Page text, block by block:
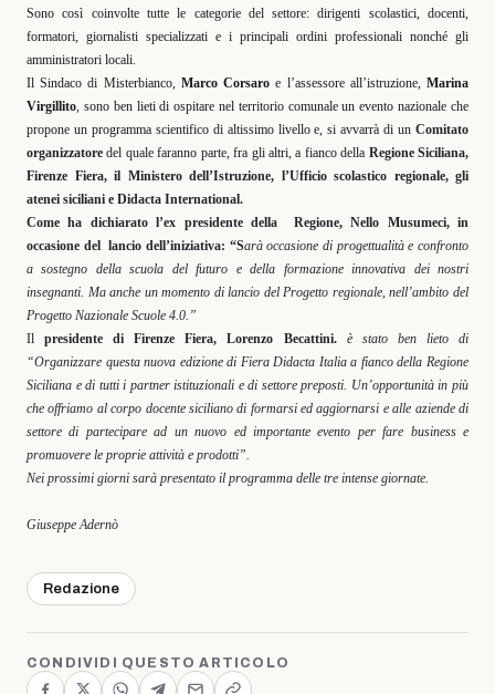
Sono così coinvolte tutte le categorie del settore: dirigenti scolastici, docenti,
formatori, giornalisti specializzati e i principali ordini professionali nonché gli
amministratori locali.
Il Sindaco di Misterbianco, Marco Corsaro e l’assessore all’istruzione,Marina
Virgillito , sono ben lieti di ospitare nel territorio comunale un evento nazionale che
propone un programma scientifico di altissimo livello e, si avvarrà di un Comitato
organizzatore del quale faranno parte, fra gli altri, a fianco della Regione Siciliana,
Firenze Fiera, il Ministero dell’Istruzione, l’Ufficio scolastico regionale, gli
atenei siciliani e Didacta International.
Come ha dichiarato l’ex presidente della
Regione, Nello Musumeci, in
occasione del lancio dell’iniziativa: “Sarà occasione di progettualità e confronto
a sostegno della scuola del futuro e della formazione innovativa dei nostri
insegnanti. Ma anche un momento di lancio del Progetto regionale, nell’ambito del
Progetto Nazionale Scuole 4.0.”
Ilpresidente di Firenze Fiera, Lorenzo Becattini.è stato ben lieto di
“Organizzare questa nuova edizione di Fiera Didacta Italia a fianco della Regione
Siciliana e di tutti i partner istituzionali e di settore preposti. Un’opportunità in più
che offriamo al corpo docente siciliano di formarsi ed aggiornarsi e alle aziende di
settore di partecipare ad un nuovo ed importante evento per fare business e
promuovere le proprie attività e prodotti”.
Nei prossimi giorni sarà presentato il programma delle tre intense giornate.
Giuseppe Adernò
Redazione
CONDIVIDI QUESTO ARTICOLO